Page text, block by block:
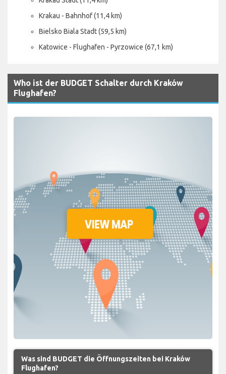
Krakau - Bahnhof (11,4 km)
Bielsko Biala Stadt (59,5 km)
Katowice - Flughafen - Pyrzowice (67,1 km)
Who ist der BUDGET Schalter durch Kraków
Flughafen?
Was sind BUDGET die Öffnungszeiten bei Kraków
Flughafen?